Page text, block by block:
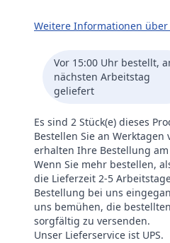
Weitere Informationen über
Vor 15:00 Uhr bestellt,
nächsten Arbeitstag
geliefert
Es sind 2 Stück(e) dieses
Bestellen Sie an Werktagen
erhalten Ihre Bestellung
Wenn Sie mehr bestellen,
die Lieferzeit 2-5
Bestellung bei uns
uns bemühen, die
sorgfältig zu versenden.
Unser Lieferservice ist UPS.